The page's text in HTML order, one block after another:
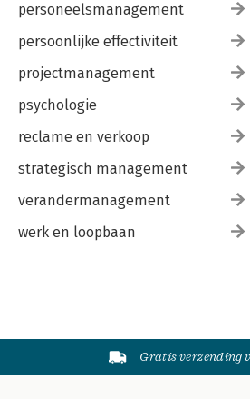
personeelsmanagement
persoonlijke effectiviteit
projectmanagement
psychologie
reclame en verkoop
strategisch management
verandermanagement
werk en loopbaan
Gratis verzending